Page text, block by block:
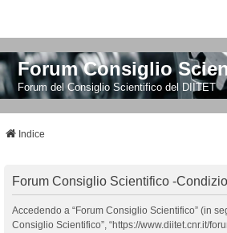
Forum Consiglio
Forum del Consiglio Scientifico del DIITET
Indice
Forum Consiglio Scientifico -
Accedendo a “Forum Consiglio Scientifico” (in
Consiglio Scientifico”, “https://www.diitet.cnr.it/